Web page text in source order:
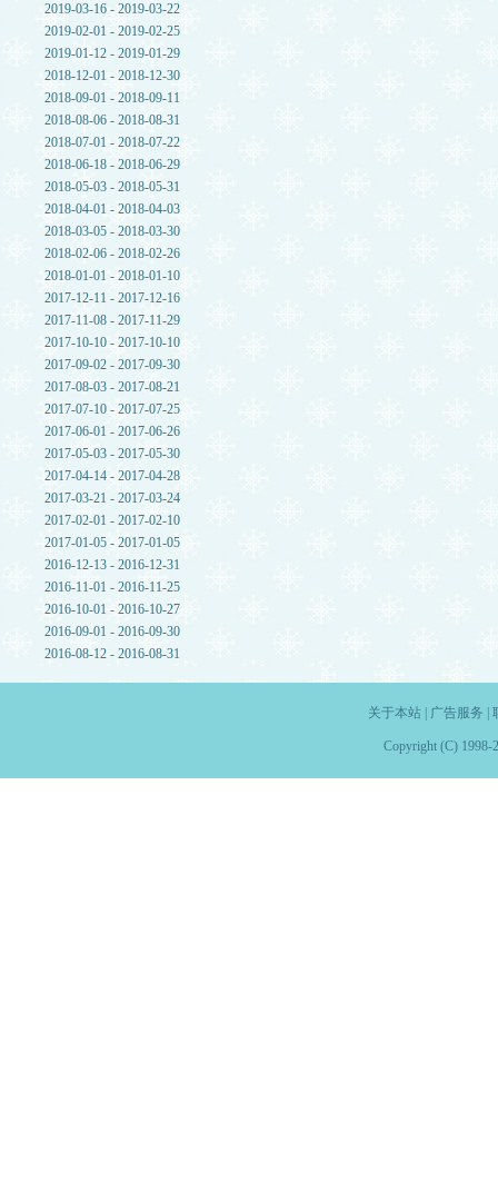
2019-03-16 - 2019-03-22
2019-02-01 - 2019-02-25
2019-01-12 - 2019-01-29
2018-12-01 - 2018-12-30
2018-09-01 - 2018-09-11
2018-08-06 - 2018-08-31
2018-07-01 - 2018-07-22
2018-06-18 - 2018-06-29
2018-05-03 - 2018-05-31
2018-04-01 - 2018-04-03
2018-03-05 - 2018-03-30
2018-02-06 - 2018-02-26
2018-01-01 - 2018-01-10
2017-12-11 - 2017-12-16
2017-11-08 - 2017-11-29
2017-10-10 - 2017-10-10
2017-09-02 - 2017-09-30
2017-08-03 - 2017-08-21
2017-07-10 - 2017-07-25
2017-06-01 - 2017-06-26
2017-05-03 - 2017-05-30
2017-04-14 - 2017-04-28
2017-03-21 - 2017-03-24
2017-02-01 - 2017-02-10
2017-01-05 - 2017-01-05
2016-12-13 - 2016-12-31
2016-11-01 - 2016-11-25
2016-10-01 - 2016-10-27
2016-09-01 - 2016-09-30
2016-08-12 - 2016-08-31
关于本站| 广告服务
Copyright (C) 1998-